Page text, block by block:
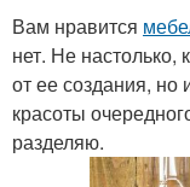
Вам нравится
нет. Не настолько,
от ее создания, но
красоты
разделяю.